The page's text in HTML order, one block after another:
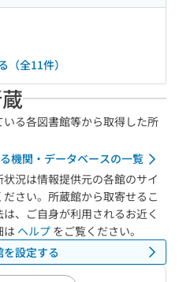
（全11件）
る各図書館等から取得した所
機関・データベースの一覧
況は情報提供元の各館のサイ
さい。所蔵館から取寄せるこ
、ご自身が利用されるお近く
は ヘルプ をご覧ください。
設定する